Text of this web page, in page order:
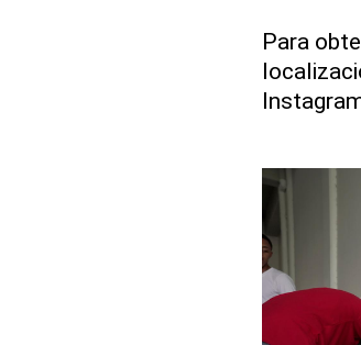
Para